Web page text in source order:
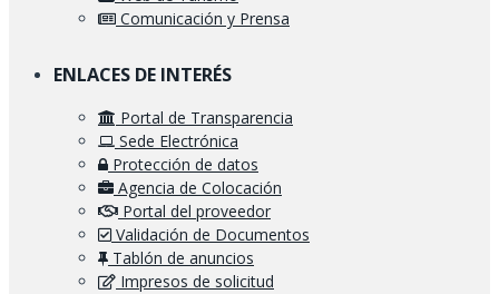
Comunicación y Prensa
ENLACES DE INTERÉS
Portal de Transparencia
Sede Electrónica
Protección de datos
Agencia de Colocación
Portal del proveedor
Validación de Documentos
Tablón de anuncios
Impresos de solicitud